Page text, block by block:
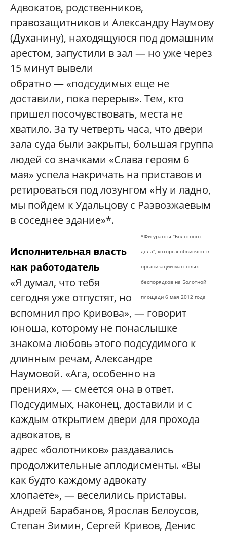
Адвокатов, родственников,
правозащитников и Александру Наумову
(Духанину), находящуюся под домашним
арестом, запустили в зал — но уже через
15 минут вывели
обратно — «подсудимых еще не
доставили, пока перерыв». Тем, кто
пришел посочувствовать, места не
хватило. За ту четверть часа, что двери
зала суда были закрыты, большая группа
людей со значками «Слава героям 6
мая» успела накричать на приставов и
ретироваться под лозунгом «Ну и ладно,
мы пойдем к Удальцову с Развозжаевым
в соседнее здание»*.
*Фигуранты "Болотного
дела", которых обвиняют в
организации массовых
беспорядков на Болотной
площади 6 мая 2012 года
Исполнительная власть
как работодатель
«Я думал, что тебя
сегодня уже отпустят, но
вспомнил про Кривова», — говорит
юноша, которому не понаслышке
знакома любовь этого подсудимого к
длинным речам, Александре
Наумовой. «Ага, особенно на
прениях», — смеется она в ответ.
Подсудимых, наконец, доставили и с
каждым открытием двери для прохода
адвокатов, в
адрес «болотников» раздавались
продолжительные аплодисменты. «Вы
как будто каждому адвокату
хлопаете», — веселились приставы.
Андрей Барабанов, Ярослав Белоусов,
Степан Зимин, Сергей Кривов, Денис